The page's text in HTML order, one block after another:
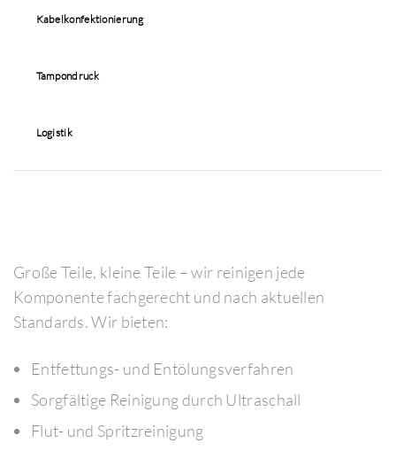
Kabelkonfektionierung
Tampondruck
Logistik
Große Teile, kleine Teile – wir reinigen jede
Komponente fachgerecht und nach aktuellen
Standards. Wir bieten:
Entfettungs- und Entölungsverfahren
Sorgfältige Reinigung durch Ultraschall
Flut- und Spritzreinigung